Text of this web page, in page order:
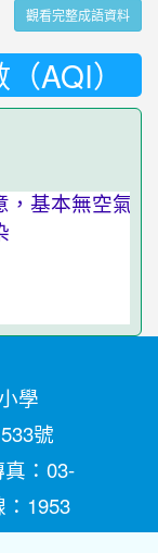
觀看完整成語資料
AQI）
學
號
真：03-
1953